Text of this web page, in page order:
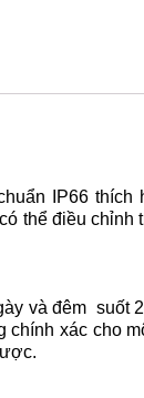
IP66 thích
thể điều chỉnh
và đêm suốt
xác cho